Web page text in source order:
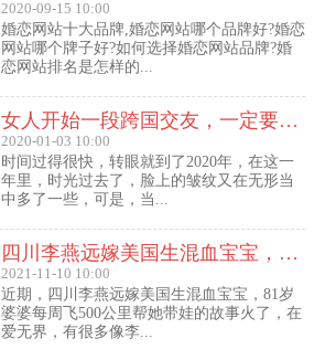
2020-09-15 10:00
婚恋网站十大品牌,婚恋网站哪个品牌好?婚恋
网站哪个牌子好?如何选择婚恋网站品牌?婚
恋网站排名是怎样的...
女人开始一段跨国交友，一定要问自己这几个问题
2020-01-03 10:00
时间过得很快，转眼就到了2020年，在这一
年里，时光过去了，脸上的皱纹又在无形当
中多了一些，可是，当...
四川李燕远嫁美国生混血宝宝，这些跨国交友的真实故事可能你还没听过！
2021-11-10 10:00
近期，四川李燕远嫁美国生混血宝宝，81岁
婆婆每周飞500公里帮她带娃的故事火了，在
爱无界，有很多像李...